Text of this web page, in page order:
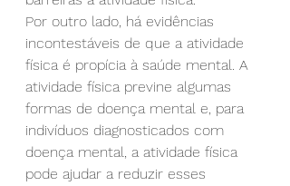
Por outro lado, há evidências
incontestáveis de que a atividade
física é propícia à saúde mental. A
atividade física previne algumas
formas de doença mental e, para
indivíduos diagnosticados com
doença mental, a atividade física
pode ajudar a reduzir esses